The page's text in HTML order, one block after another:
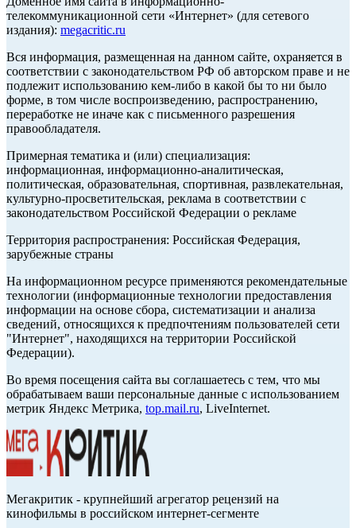
телекоммуникационной сети «Интернет» (для сетевого
издания): megacritic.ru
Вся информация, размещенная на данном сайте, охраняется в
соответствии с законодательством РФ об авторском праве и не
подлежит использованию кем-либо в какой бы то ни было
форме, в том числе воспроизведению, распространению,
переработке не иначе как с письменного разрешения
правообладателя.
Примерная тематика и (или) специализация:
информационная, информационно-аналитическая,
политическая, образовательная, спортивная, развлекательная,
культурно-просветительская, реклама в соответствии с
законодательством Российской Федерации о рекламе
Территория распространения: Российская Федерация,
зарубежные страны
На информационном ресурсе применяются рекомендательные
технологии (информационные технологии предоставления
информации на основе сбора, систематизации и анализа
сведений, относящихся к предпочтениям пользователей сети
"Интернет", находящихся на территории Российской
Федерации).
Во время посещения сайта вы соглашаетесь с тем, что мы
обрабатываем ваши персональные данные с использованием
метрик Яндекс Метрика, top.mail.ru, LiveInternet.
Мегакритик - крупнейший агрегатор рецензий на
кинофильмы в российском интернет-сегменте